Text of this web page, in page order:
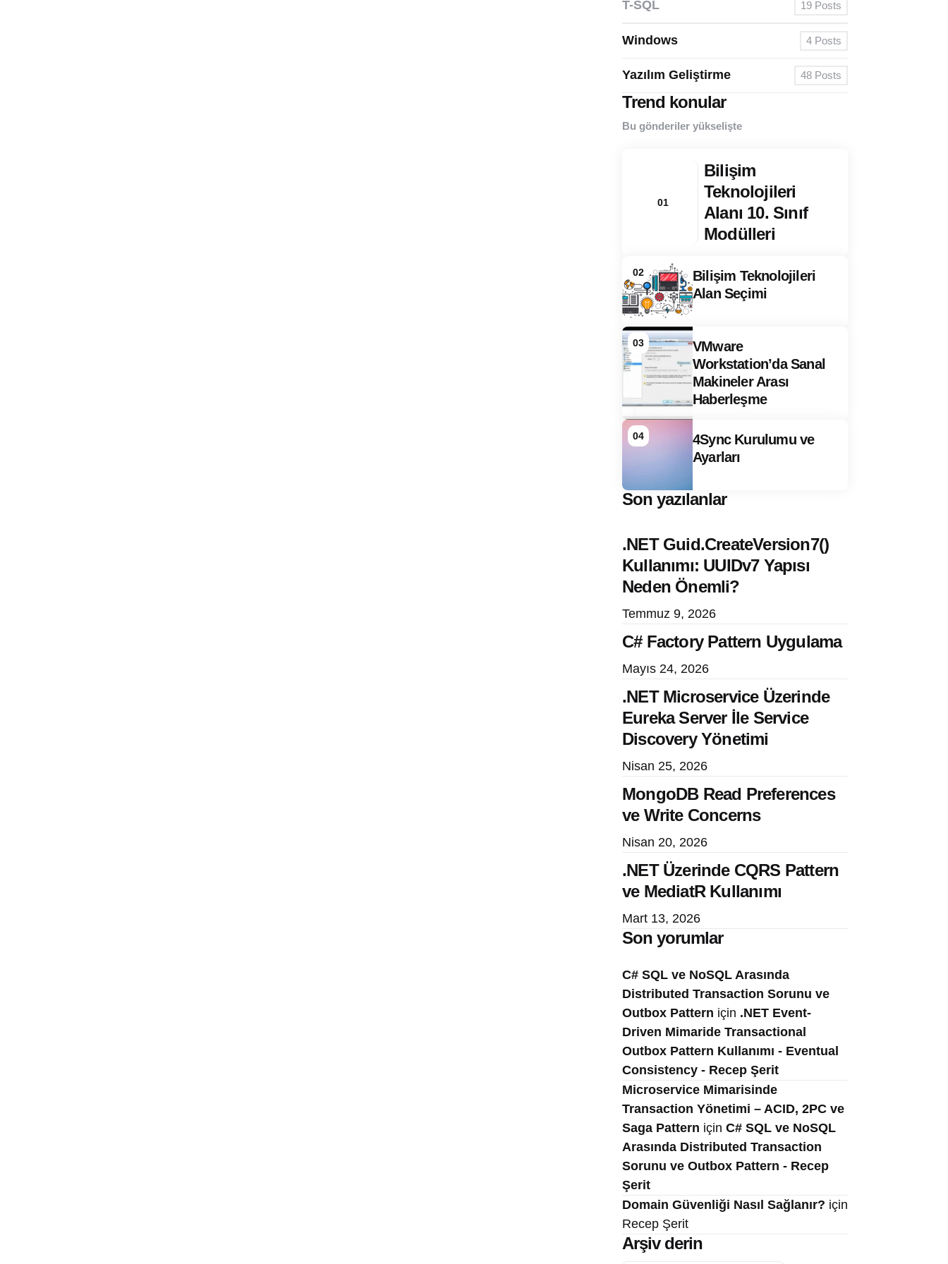
T-SQL 19 Posts
Windows 4 Posts
Yazılım Geliştirme 48 Posts
Trend konular
Bu gönderiler yükselişte
01
Bilişim
Teknolojileri
Alanı 10. Sınıf
Modülleri
02
Bilişim Teknolojileri
Alan Seçimi
03
VMware
Workstation’da Sanal
Makineler Arası
Haberleşme
04
4Sync Kurulumu ve
Ayarları
Son yazılanlar
.NET Guid.CreateVersion7()
Kullanımı: UUIDv7 Yapısı
Neden Önemli?
Temmuz 9, 2026
C# Factory Pattern Uygulama
Mayıs 24, 2026
.NET Microservice Üzerinde
Eureka Server İle Service
Discovery Yönetimi
Nisan 25, 2026
MongoDB Read Preferences
ve Write Concerns
Nisan 20, 2026
.NET Üzerinde CQRS Pattern
ve MediatR Kullanımı
Mart 13, 2026
Son yorumlar
C# SQL ve NoSQL Arasında
Distributed Transaction Sorunu ve
Outbox Pattern için .NET Event-
Driven Mimaride Transactional
Outbox Pattern Kullanımı - Eventual
Consistency - Recep Şerit
Microservice Mimarisinde
Transaction Yönetimi – ACID, 2PC ve
Saga Pattern için C# SQL ve NoSQL
Arasında Distributed Transaction
Sorunu ve Outbox Pattern - Recep
Şerit
Domain Güvenliği Nasıl Sağlanır? için
Recep Şerit
Arşiv derin